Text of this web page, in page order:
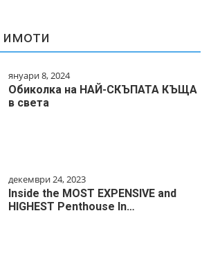
януари 8, 2024
Обиколка на НАЙ-СКЪПАТА КЪЩА
в света
декември 24, 2023
Inside the MOST EXPENSIVE and
HIGHEST Penthouse In…